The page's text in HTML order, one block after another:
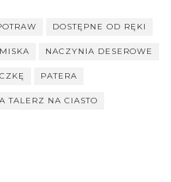
DOSTĘPNE OD RĘKI
MISKA NACZYNIA DESEROWE
PATERA
TALERZ NA CIASTO